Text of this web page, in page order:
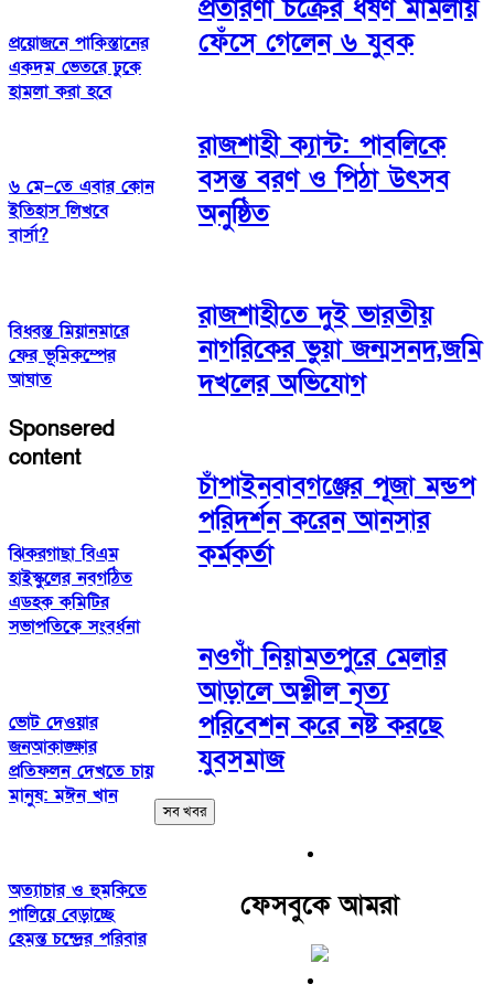
প্রয়োজনে পাকিস্তানের
একদম ভেতরে ঢুকে
হামলা করা হবে
৬ মে–তে এবার কোন
ইতিহাস লিখবে
বার্সা?
বিধ্বস্ত মিয়ানমারে
ফের ভূমিকম্পের
আঘাত
Sponsered
content
ঝিকরগাছা বিএম
হাইস্কুলের নবগঠিত
এডহক কমিটির
সভাপতিকে সংবর্ধনা
ভোট দেওয়ার
জনআকাঙ্ক্ষার
প্রতিফলন দেখতে চায়
মানুষ: মঈন খান
অত্যাচার ও হুমকিতে
পালিয়ে বেড়াচ্ছে
হেমন্ত চন্দ্রের পরিবার
প্রতারণা চক্রের ধর্ষণ মামলায়
ফেঁসে গেলেন ৬ যুবক
রাজশাহী ক্যান্ট: পাবলিকে
বসন্ত বরণ ও পিঠা উৎসব
অনুষ্ঠিত
রাজশাহীতে দুই ভারতীয়
নাগরিকের ভুয়া জন্মসনদ,জমি
দখলের অভিযোগ
চাঁপাইনবাবগঞ্জের পূজা মন্ডপ
পরিদর্শন করেন আনসার
কর্মকর্তা
নওগাঁ নিয়ামতপুরে মেলার
আড়ালে অশ্লীল নৃত্য
পরিবেশন করে নষ্ট করছে
যুবসমাজ
সব খবর
ফেসবুকে আমরা